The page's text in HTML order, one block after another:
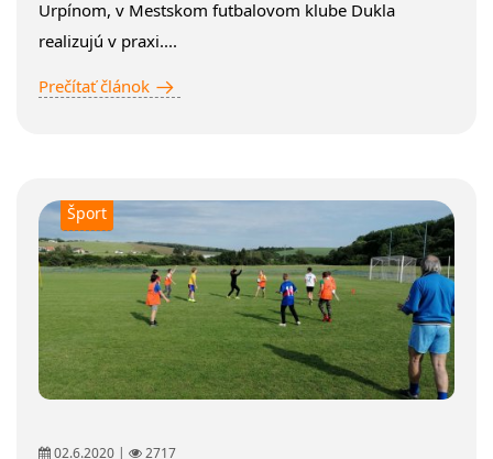
Urpínom, v Mestskom futbalovom klube Dukla
realizujú v praxi....
Prečítať článok
Šport
02.6.2020 | 2717